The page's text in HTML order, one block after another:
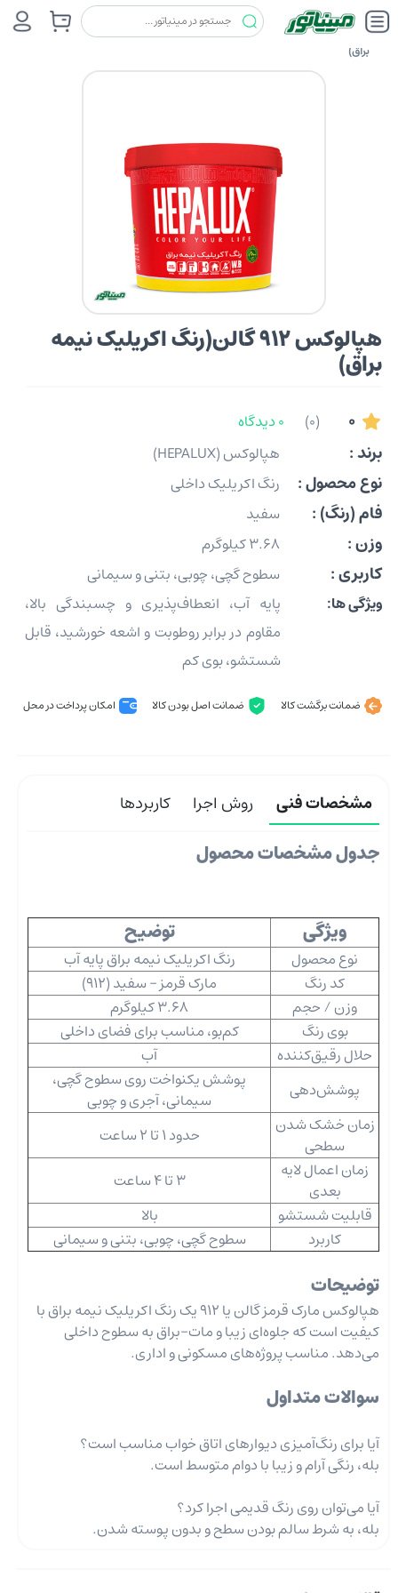
رنگ ها هپالوکس (HEPALUX)
هپالوکس 912 گالن(رنگ اکریلیک نیمه
براق)
هپالوکس 912 گالن(رنگ اکریلیک نیمه
براق)
0
(0) 0 دیدگاه
برند : هپالوکس (HEPALUX)
نوع محصول : رنگ اکریلیک داخلی
فام (رنگ) : سفید
وزن : 3.68 کیلوگرم
کاربری :
سطوح گچی، چوبی، بتنی و سیمانی
ویژگی ها:
پایه آب، انعطاف‌پذیری و چسبندگی بالا،
مقاوم در برابر روطوبت و اشعه خورشید، قابل
شستشو، بوی کم
ضمانت برگشت کالا ضمانت اصل بودن کالا امکان پرداخت در محل
مشخصات فنی روش اجرا کاربردها
جدول مشخصات محصول
ویژگی توضیح
نوع محصول
رنگ اکریلیک نیمه براق پایه آب
کد رنگ
مارک قرمز - سفید (912)
وزن / حجم
3.68 کیلوگرم
بوی رنگ
کم‌بو، مناسب برای فضای داخلی
حلال رقیق‌کننده
آب
پوشش‌دهی
پوشش یکنواخت روی سطوح گچی،
سیمانی، آجری و چوبی
زمان خشک شدن
سطحی
حدود 1 تا 2 ساعت
زمان اعمال لایه
بعدی
3 تا 4 ساعت
قابلیت شستشو
بالا
کاربرد
سطوح گچی، چوبی، بتنی و سیمانی
توضیحات
هپالوکس مارک قرمز گالن یا 912 یک رنگ اکریلیک نیمه براق با
کیفیت است که جلوه‌ای زیبا و مات-براق به سطوح داخلی
می‌دهد. مناسب پروژه‌های مسکونی و اداری.
سوالات متداول
آیا برای رنگ‌آمیزی دیوارهای اتاق خواب مناسب است؟
بله، رنگی آرام و زیبا با دوام متوسط است.
آیا می‌توان روی رنگ قدیمی اجرا کرد؟
بله، به شرط سالم بودن سطح و بدون پوسته شدن.